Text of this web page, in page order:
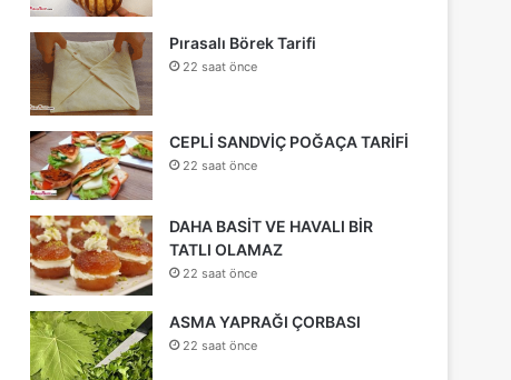
Pırasalı Börek Tarifi
22 saat önce
CEPLİ SANDVİÇ POĞAÇA TARİFİ
22 saat önce
DAHA BASİT VE HAVALI BİR
TATLI OLAMAZ
22 saat önce
ASMA YAPRAĞI ÇORBASI
22 saat önce